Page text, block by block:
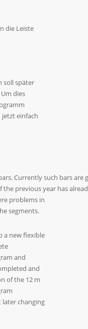
die Leiste
soll später
dies
einfach
Currently such bars are
previous year has
problems in
segments.
a new flexible
and
and
of the 12 m
changing